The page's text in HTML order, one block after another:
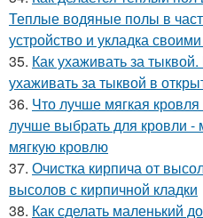
Теплые водяные полы в
устройство и укладка
35. Как ухаживать за
ухаживать за тыквой в
36. Что лучше мягкая
лучше выбрать для кровли -
мягкую кровлю
37. Очистка кирпича от
высолов с кирпичной кладки
38. Как сделать маленький